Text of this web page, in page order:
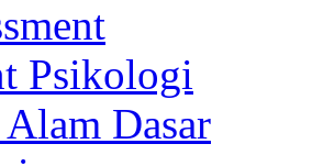
Psikologi
Dasar